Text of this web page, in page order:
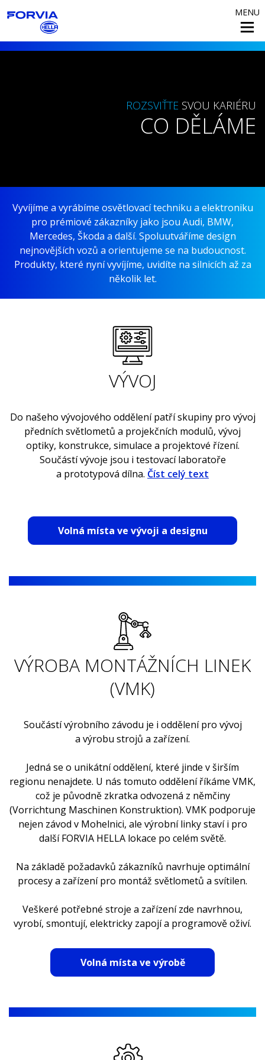
MENU
ROZSVIŤTE SVOU KARIÉRU
CO DĚLÁME
Vyvíjíme a vyrábíme osvětlovací techniku a elektroniku
pro prémiové zákazníky jako jsou Audi, BMW,
Mercedes, Škoda a další. Spoluutváříme design
nejnovějších vozů a orientujeme se na budoucnost.
Produkty, které nyní vyvíjíme, uvidíte na silnicích až za
několik let.
VÝVOJ
Do našeho vývojového oddělení patří skupiny pro vývoj
předních světlometů a projekčních modulů, vývoj
optiky, konstrukce, simulace a projektové řízení.
Součástí vývoje jsou i testovací laboratoře
a prototypová dílna. Číst celý text
HELLA svět – vývoj elektroniky – embedded hardwaru
a softwaru (kde od roku 2018 máme mimo jiné globální
odpovědnost pro vývoj elektroniky zadních lamp).
Volná místa ve vývoji a designu
VÝROBA MONTÁŽNÍCH LINEK
(VMK)
Součástí výrobního závodu je i oddělení pro vývoj
a výrobu strojů a zařízení.
Jedná se o unikátní oddělení, které jinde v širším
regionu nenajdete. U nás tomuto oddělení říkáme VMK,
což je původně zkratka odvozená z němčiny
(Vorrichtung Maschinen Konstruktion). VMK podporuje
nejen závod v Mohelnici, ale výrobní linky staví i pro
další FORVIA HELLA lokace po celém světě.
Na základě požadavků zákazníků navrhuje optimální
procesy a zařízení pro montáž světlometů a svítilen.
Veškeré potřebné stroje a zařízení zde navrhnou,
vyrobí, smontují, elektricky zapojí a programově oživí.
Volná místa ve výrobě